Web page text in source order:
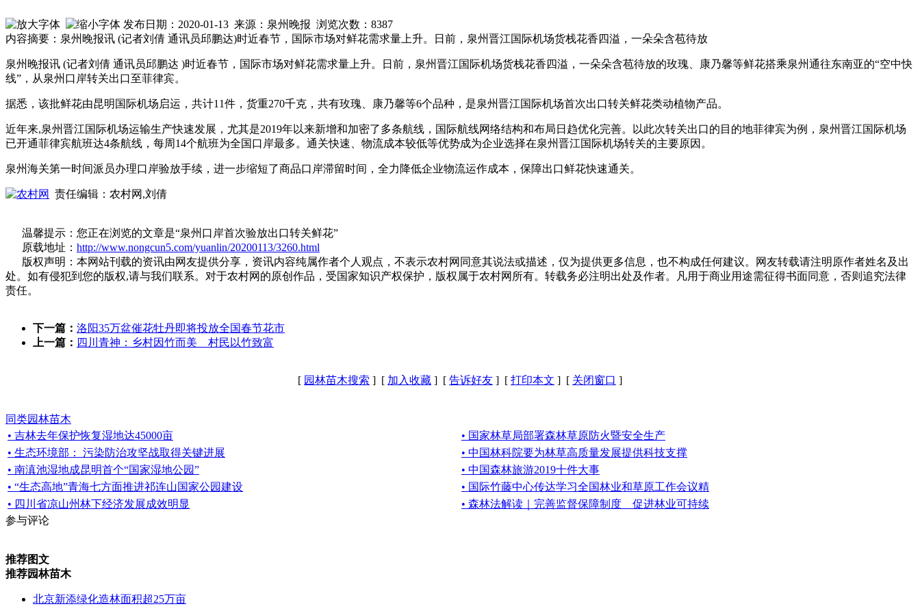
发布日期：2020-01-13 来源：泉州晚报 浏览次数： 8387
内容摘要：泉州晚报讯 (记者刘倩 通讯员邱鹏达)时近春节，国际市场对鲜花需求量上升。日前，泉州晋江国际机场货栈花香四溢，一朵朵含苞待放
泉州晚报讯 (记者刘倩 通讯员邱鹏达 )时近春节，国际市场对鲜花需求量上升。日前，泉州晋江国际机场货栈花香四溢，一朵朵含苞待放的玫瑰、康乃馨等鲜花搭乘泉州通往东南亚的“空中快
线”，从泉州口岸转关出口至菲律宾。
据悉，该批鲜花由昆明国际机场启运，共计11件，货重270千克，共有玫瑰、康乃馨等6个品种，是泉州晋江国际机场首次出口转关鲜花类动植物产品。
近年来,泉州晋江国际机场运输生产快速发展，尤其是2019年以来新增和加密了多条航线，国际航线网络结构和布局日趋优化完善。以此次转关出口的目的地菲律宾为例，泉州晋江国际机场
已开通菲律宾航班达4条航线，每周14个航班为全国口岸最多。通关快速、物流成本较低等优势成为企业选择在泉州晋江国际机场转关的主要原因。
泉州海关第一时间派员办理口岸验放手续，进一步缩短了商品口岸滞留时间，全力降低企业物流运作成本，保障出口鲜花快速通关。
责任编辑：农村网,刘倩
温馨提示：您正在浏览的文章是“泉州口岸首次验放出口转关鲜花”
原载地址： http://www.nongcun5.com/yuanlin/20200113/3260.html
版权声明：本网站刊载的资讯由网友提供分享，资讯内容纯属作者个人观点，不表示农村网同意其说法或描述，仅为提供更多信息，也不构成任何建议。网友转载请注明原作者姓名及出
处。如有侵犯到您的版权,请与我们联系。对于农村网的原创作品，受国家知识产权保护，版权属于农村网所有。转载务必注明出处及作者。凡用于商业用途需征得书面同意，否则追究法律
责任。
下一篇： 洛阳35万盆催花牡丹即将投放全国春节花市
上一篇： 四川青神：乡村因竹而美 村民以竹致富
[ 园林苗木搜索 ] [ 加入收藏 ] [ 告诉好友 ] [ 打印本文 ] [ 关闭窗口 ]
同类园林苗木
• 吉林去年保护恢复湿地达45000亩
• 国家林草局部署森林草原防火暨安全生产
• 生态环境部： 污染防治攻坚战取得关键进展
• 中国林科院要为林草高质量发展提供科技支撑
• 南滇池湿地成昆明首个“国家湿地公园”
• 中国森林旅游2019十件大事
• “生态高地”青海七方面推进祁连山国家公园建设
• 国际竹藤中心传达学习全国林业和草原工作会议精
• 四川省凉山州林下经济发展成效明显
• 森林法解读｜完善监督保障制度 促进林业可持续
参与评论
推荐图文
推荐园林苗木
北京新添绿化造林面积超25万亩